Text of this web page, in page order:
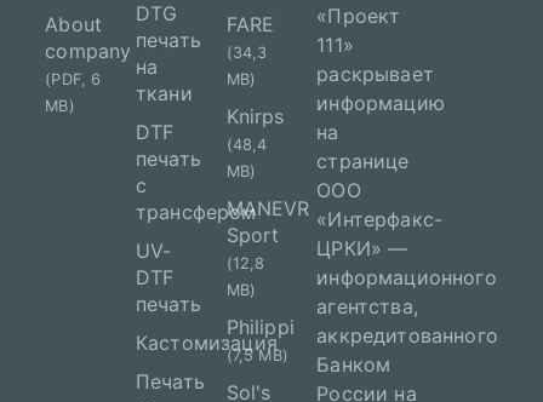
About
company
(PDF, 6
MB)
DTG
печать
на
ткани
DTF
печать
с
трансфером
UV-
DTF
печать
Кастомизация
Печать
FARE
(34,3
MB)
Knirps
(48,4
MB)
MANEVR
Sport
(12,8
MB)
Philippi
(7,5 MB)
Sol's
«Проект
111»
раскрывает
информацию
на
странице
ООО
«Интерфакс-
ЦРКИ» —
информационного
агентства,
аккредитованного
Банком
России на